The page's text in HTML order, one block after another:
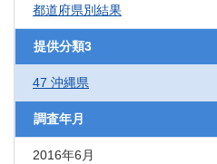
都道府県別結果
提供分類3
47 沖縄県
調査年月
2016年6月